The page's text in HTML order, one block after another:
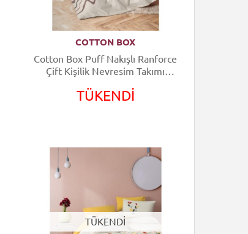
COTTON BOX
Cotton Box Puff Nakışlı Ranforce
Çift Kişilik Nevresim Takımı
TÜKENDİ
TÜKENDİ